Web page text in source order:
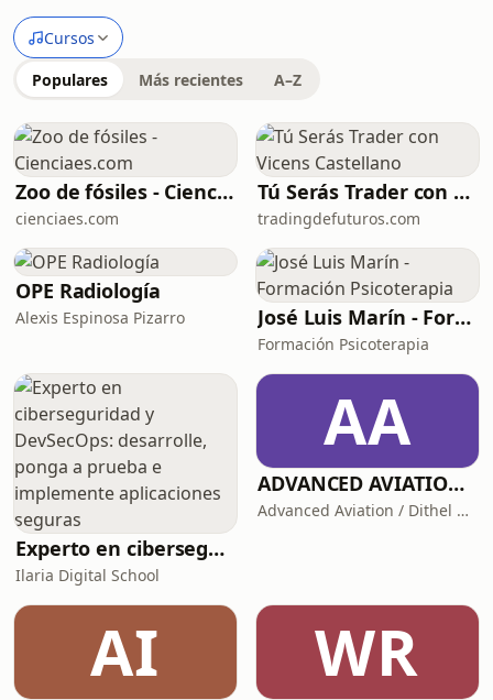
Cursos
Populares Más recientes A–Z
Zoo de fósiles - Cienciaes.com
cienciaes.com
Tú Serás Trader con Vicens Castellano
tradingdefuturos.com
OPE Radiología
Alexis Espinosa Pizarro José Luis Marín - Formación Psicoterapia
Formación Psicoterapia
Experto en ciberseguridad y DevSecOps: desarrolle, ponga a prueba e implemente aplicaciones seguras
Ilaria Digital School
AA
ADVANCED AVIATION PODCAST
Advanced Aviation / Dithel Bless
AI WR